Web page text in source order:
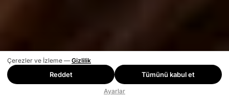
Çerezler ve İzleme — Gizlilik
Reddet Tümünü kabul et
Ayarlar